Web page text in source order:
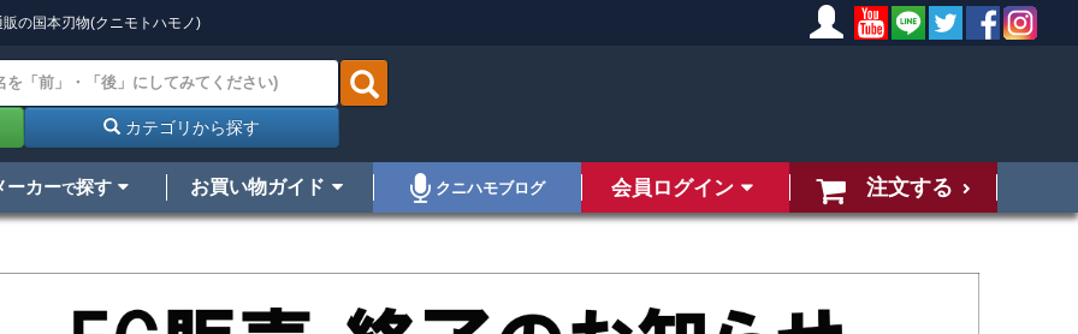
の国本刃物(クニモトハモノ)
カテゴリから探す
ーカーで探す お買い物ガイド クニハモブログ 会員ログイン 注文する